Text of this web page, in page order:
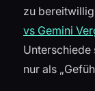
zu
vs Gemini
Unterschiede
nur als